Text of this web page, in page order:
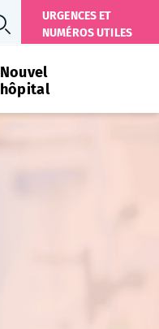
URGENCES ET
NUMÉROS UTILES
Nouvel
hôpital